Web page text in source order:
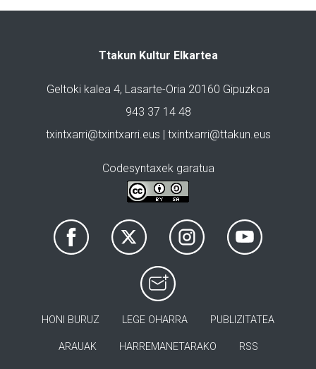
Ttakun Kultur Elkartea
Geltoki kalea 4, Lasarte-Oria 20160 Gipuzkoa
943 37 14 48
txintxarri@txintxarri.eus | txintxarri@ttakun.eus
Codesyntaxek garatua
HONI BURUZ LEGE OHARRA PUBLIZITATEA
ARAUAK HARREMANETARAKO RSS